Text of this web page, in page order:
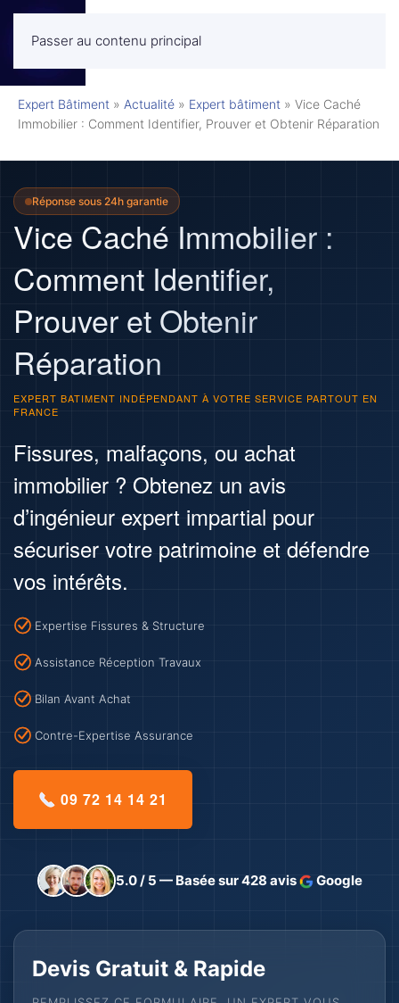
Passer au contenu principalMENU
Expert Bâtiment » Actualité » Expert bâtiment » Vice Caché
Immobilier : Comment Identifier, Prouver et Obtenir Réparation
Réponse sous 24h garantie
Vice Caché Immobilier :
Comment Identifier,
Prouver et Obtenir
Réparation
EXPERT BATIMENT INDÉPENDANT À VOTRE SERVICE PARTOUT EN
FRANCE
Fissures, malfaçons, ou achat
immobilier ? Obtenez un avis
d’ingénieur expert impartial pour
sécuriser votre patrimoine et défendre
vos intérêts.
Expertise Fissures & Structure
Assistance Réception Travaux
Bilan Avant Achat
Contre-Expertise Assurance
09 72 14 14 21
5.0 / 5 — Basée sur 428 avis Google
Devis Gratuit & Rapide